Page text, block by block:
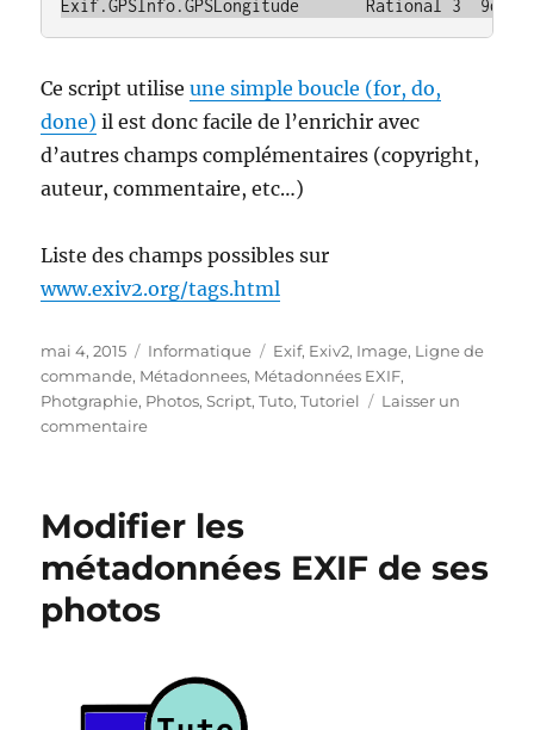
Exif.GPSInfo.GPSLongitude       Rational 3  9deg
Ce script utiliseune simple boucle (for, do,
done) il est donc facile de l’enrichir avec
d’autres champs complémentaires (copyright,
auteur, commentaire, etc…)
Liste des champs possibles sur
www.exiv2.org/tags.html
Publié
le
mai 4, 2015 Catégories
Informatique Étiquettes
Exif, Exiv2, Image, Ligne de
commande, Métadonnees, Métadonnées EXIF,
Photgraphie, Photos,Script,Tuto,Tutoriel
Laisser un
commentairesur
GPS
EXIF
avec
exiv2
Modifier les
métadonnées EXIF de ses
photos